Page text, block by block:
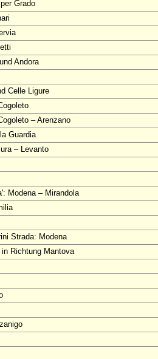
Grado
Andora
Celle Ligure
– Arenzano
Guardia
– Levanto
Modena – Mirandola
Strada: Modena
Richtung Mantova